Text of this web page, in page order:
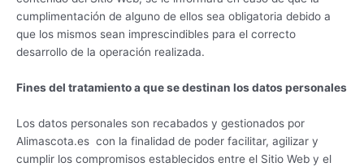
cumplimentación de alguno de ellos sea obligatoria debido a
que los mismos sean imprescindibles para el correcto
desarrollo de la operación realizada.
Fines del tratamiento a que se destinan los datos personales
Los datos personales son recabados y gestionados por
Alimascota.es con la finalidad de poder facilitar, agilizar y
cumplir los compromisos establecidos entre el Sitio Web y el